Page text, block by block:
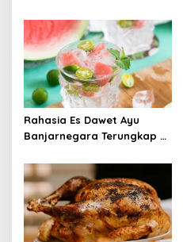
Rahasia Es Dawet Ayu
Banjarnegara Terungkap di